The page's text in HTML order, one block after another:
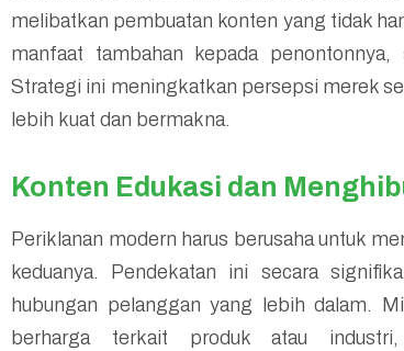
melibatkan pembuatan konten yang tidak
manfaat tambahan kepada
Strategi ini meningkatkan persepsi merek
lebih kuat dan bermakna.
Konten Edukasi dan
Periklanan modern harus berusaha untuk
keduanya. Pendekatan ini secara
hubungan pelanggan yang lebih dalam.
berharga terkait produk atau